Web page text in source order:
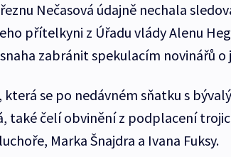
Nečasová údajně nechala
přítelkyni z Úřadu vlády Alenu
zabránit spekulacím novinářů o
která se po nedávném sňatku s
také čelí obvinění z podplacení
Marka Šnajdra a Ivana Fuksy.